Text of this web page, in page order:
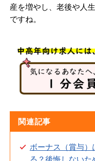
産を増やし、老後や人
ですね。
関連記事
ボーナス（賞与）